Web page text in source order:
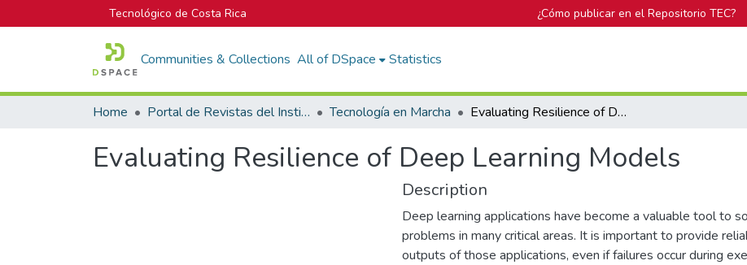
Tecnológico de Costa Rica ¿Cómo publicar en el Repositorio TEC?
Communities & Collections All of DSpace Statistics
Home Portal de Revistas del Instituto Tecnológico de Costa Rica Tecnología en Marcha Evaluating Resilience of Deep Learning Models
Evaluating Resilience of Deep Learning Models
Description
Deep learning applications have become a valuable tool to
problems in many critical areas. It is important to provide
outputs of those applications, even if failures occur during